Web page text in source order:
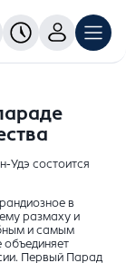
Удэ состоится
в
размаху и
и самым
Первый Парад